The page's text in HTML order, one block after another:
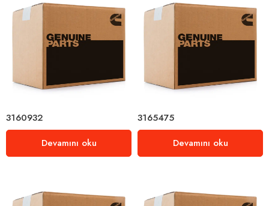
3160932
Devamını oku
3165475
Devamını oku